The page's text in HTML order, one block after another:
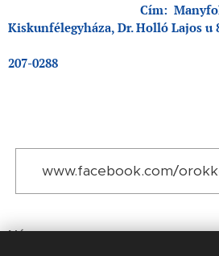
Cím:
Kiskunfélegyháza, Dr. Holló Lajos u
Tel:
207-0288
www.facebook.com/
Név